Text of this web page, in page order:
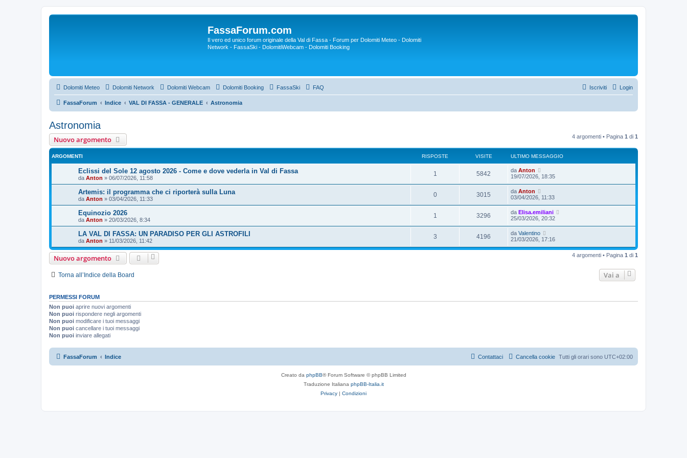
FassaForum.com
Il vero ed unico forum originale della Val di Fassa - Forum per Dolomiti Meteo - Dolomiti
Network - FassaSki - DolomitiWebcam - Dolomiti Booking
Dolomiti Meteo Dolomiti Network Dolomiti Webcam Dolomiti Booking FassaSki FAQ Login
Iscriviti
FassaForum Indice VAL DI FASSA - GENERALE Astronomia
Astronomia
Nuovo argomento 4 argomenti • Pagina 1 di 1
ARGOMENTI RISPOSTE VISITE ULTIMO MESSAGGIO
Eclissi del Sole 12 agosto 2026 - Come e dove vederla in Val di Fassa
da Anton » 06/07/2026, 11:58
1 5842 da Anton
19/07/2026, 18:35
Artemis: il programma che ci riporterà sulla Luna
da Anton » 03/04/2026, 11:33
0 3015 da Anton
03/04/2026, 11:33
Equinozio 2026
da Anton » 20/03/2026, 8:34
1 3296 da Elisa.emiliani
25/03/2026, 20:32
LA VAL DI FASSA: UN PARADISO PER GLI ASTROFILI
da Anton » 11/03/2026, 11:42
3 4196 da Valentino
21/03/2026, 17:16
Nuovo argomento 4 argomenti • Pagina 1 di 1
Torna all’Indice della Board Vai a
PERMESSI FORUM
Non puoi aprire nuovi argomenti
Non puoi rispondere negli argomenti
Non puoi modificare i tuoi messaggi
Non puoi cancellare i tuoi messaggi
Non puoi inviare allegati
FassaForum Indice Tutti gli orari sono UTC+02:00
Cancella cookie
Contattaci
Creato da phpBB® Forum Software © phpBB Limited
Traduzione Italiana phpBB-Italia.it
Privacy | Condizioni